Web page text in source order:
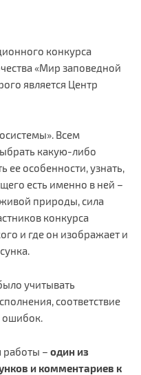
конкурса
«Мир заповедной
является Центр
Всем
какую-либо
ее особенности, узнать,
есть именно в ней –
природы, сила
конкурса
и где он изображает и
учитывать
соответствие
ошибок.
работы – один из
и комментариев к